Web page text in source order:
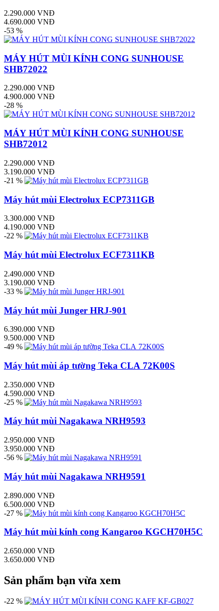
2.290.000 VNĐ
4.690.000 VNĐ
-53 %
MÁY HÚT MÙI KÍNH CONG SUNHOUSE
SHB72022
2.290.000 VNĐ
4.900.000 VNĐ
-28 %
MÁY HÚT MÙI KÍNH CONG SUNHOUSE
SHB72012
2.290.000 VNĐ
3.190.000 VNĐ
-21 %
Máy hút mùi Electrolux ECP7311GB
3.300.000 VNĐ
4.190.000 VNĐ
-22 %
Máy hút mùi Electrolux ECF7311KB
2.490.000 VNĐ
3.190.000 VNĐ
-33 %
Máy hút mùi Junger HRJ-901
6.390.000 VNĐ
9.500.000 VNĐ
-49 %
Máy hút mùi áp tường Teka CLA 72K00S
2.350.000 VNĐ
4.590.000 VNĐ
-25 %
Máy hút mùi Nagakawa NRH9593
2.950.000 VNĐ
3.950.000 VNĐ
-56 %
Máy hút mùi Nagakawa NRH9591
2.890.000 VNĐ
6.500.000 VNĐ
-27 %
Máy hút mùi kính cong Kangaroo KGCH70H5C
2.650.000 VNĐ
3.650.000 VNĐ
Sản phẩm bạn vừa xem
-22 %